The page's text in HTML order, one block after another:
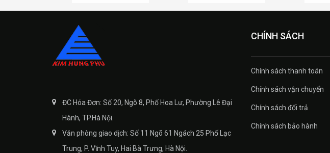
ĐC Hóa Đơn: Số 20, Ngõ 8, Phố Hoa Lư, Phường Lê Đại
Hành, TP.Hà Nội.
Văn phòng giao dịch: Số 11 Ngõ 61 Ngách 25 Phố Lạc
Trung, P. Vĩnh Tuy, Hai Bà Trưng, Hà Nội.
CHÍNH SÁCH
Chính sách thanh toán
Chính sách vận chuyển
Chính sách đổi trả
Chính sách bảo hành